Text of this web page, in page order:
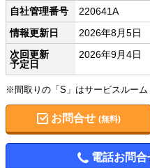
自社管理番号
220641A
情報更新日
2026年8月5日
次回更新
予定日
2026年9月4日
※間取りの「S」はサービスルーム
お問合せ (無料)
電話お問合